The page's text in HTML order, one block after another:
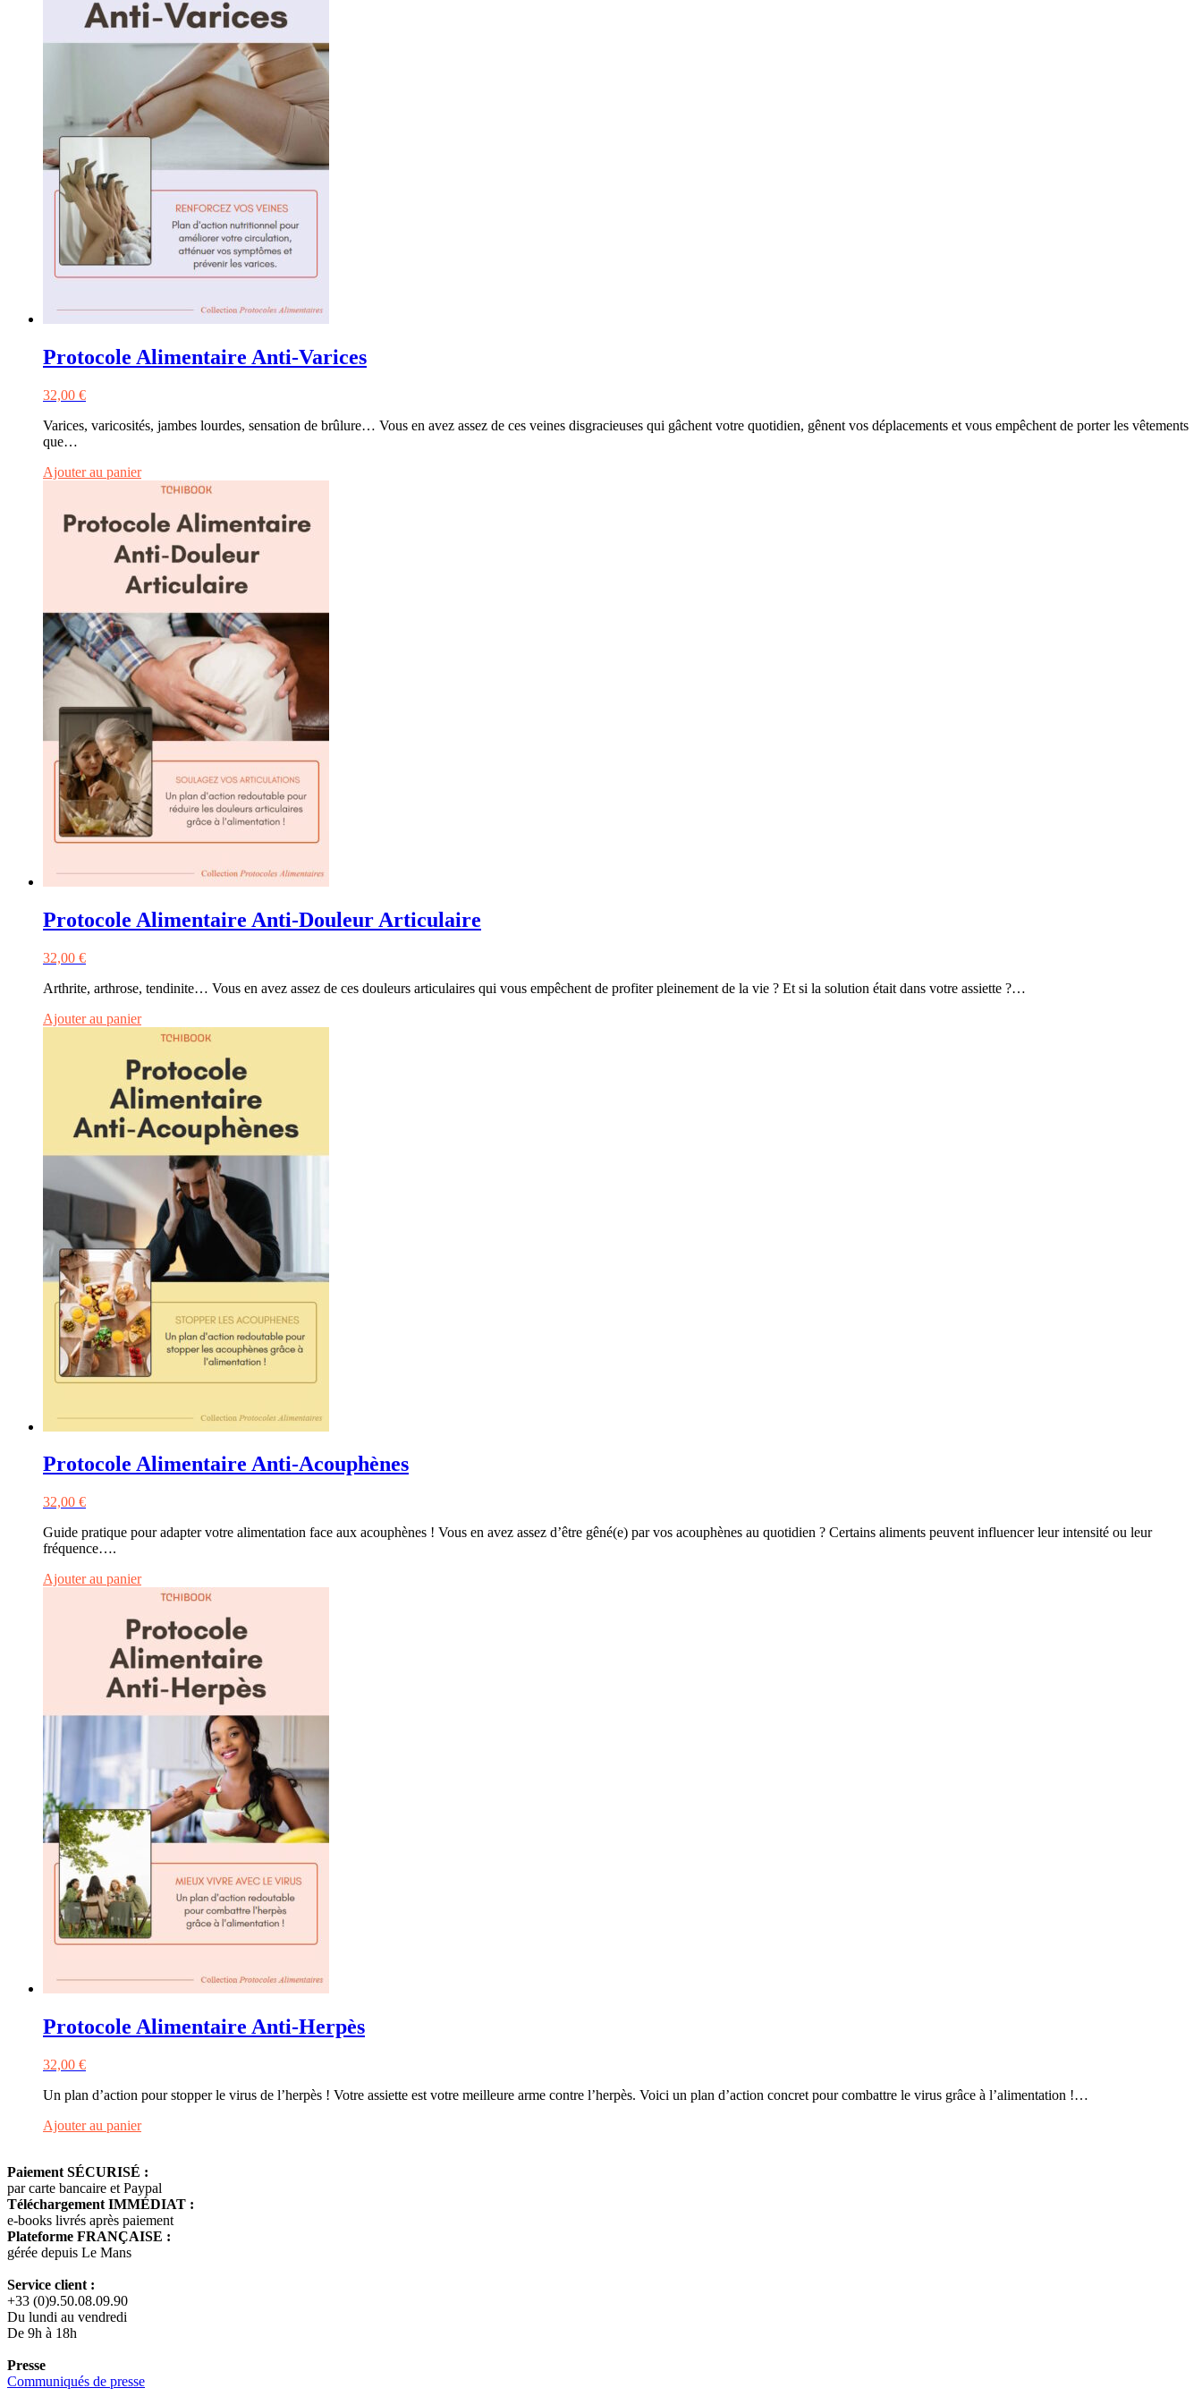
Protocole Alimentaire Anti-Varices
32,00 €
Varices, varicosités, jambes lourdes, sensation de brûlure… Vous en avez assez de ces veines disgracieuses qui gâchent votre quotidien, gênent vos déplacements et vous empêchent de porter les vêtements
que…
Ajouter au panier
Protocole Alimentaire Anti-Douleur Articulaire
32,00 €
Arthrite, arthrose, tendinite… Vous en avez assez de ces douleurs articulaires qui vous empêchent de profiter pleinement de la vie ? Et si la solution était dans votre assiette ?…
Ajouter au panier
Protocole Alimentaire Anti-Acouphènes
32,00 €
Guide pratique pour adapter votre alimentation face aux acouphènes ! Vous en avez assez d’être gêné(e) par vos acouphènes au quotidien ? Certains aliments peuvent influencer leur intensité ou leur
fréquence….
Ajouter au panier
Protocole Alimentaire Anti-Herpès
32,00 €
Un plan d’action pour stopper le virus de l’herpès ! Votre assiette est votre meilleure arme contre l’herpès. Voici un plan d’action concret pour combattre le virus grâce à l’alimentation !…
Ajouter au panier
Paiement SÉCURISÉ :
par carte bancaire et Paypal
Téléchargement IMMÉDIAT :
e-books livrés après paiement
Plateforme FRANÇAISE :
gérée depuis Le Mans
Service client :
+33 (0)9.50.08.09.90
Du lundi au vendredi
De 9h à 18h
Presse
Communiqués de presse